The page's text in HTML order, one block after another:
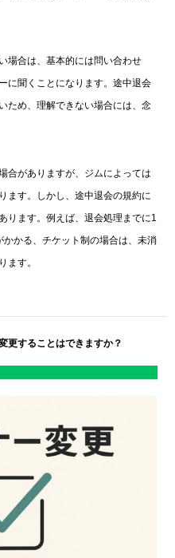
場合は、基本的には問い合わせ
に聞くことになります。途中退会
ため、理解できない場合には、念
合がありますが、ジムによっては
ます。しかし、途中退会の規約に
ります。例えば、退会処理までに1
かる、チケット制の場合は、未消
ます。
更することはできますか？